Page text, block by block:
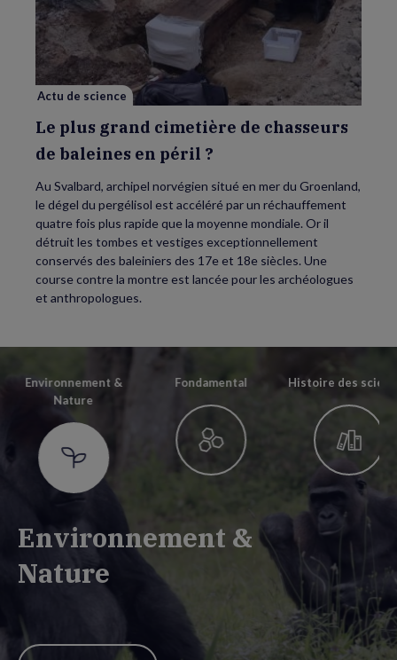
grand
cimetière
chasseurs
de
baleines
en
?
Actu de science
Le plus grand cimetière de chasseurs
de baleines en péril ?
Au Svalbard, archipel norvégien situé en mer du Groenland,
le dégel du pergélisol est accéléré par un réchauffement
quatre fois plus rapide que la moyenne mondiale. Or il
détruit les tombes et vestiges exceptionnellement
conservés des baleiniers des 17e et 18e siècles. Une
course contre la montre est lancée pour les archéologues
et anthropologues.
Environnement &
Nature
Environnement &
Nature
Fondamental Histoire des